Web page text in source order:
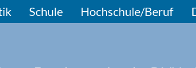
Schule Hochschule/Beruf